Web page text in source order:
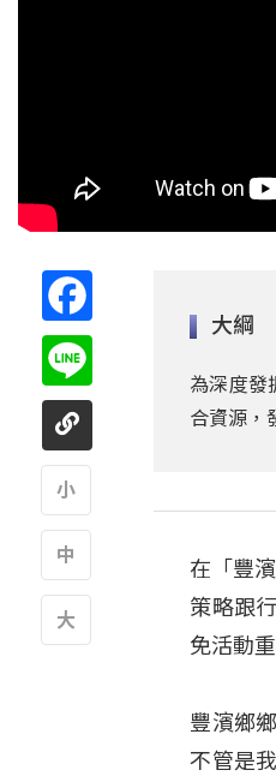
大綱
為深度發
合資源，
在「豐
策略跟
免活動
豐濱鄉
不管是